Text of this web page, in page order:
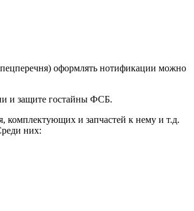
оформлять нотификации можно
и защите гостайны ФСБ.
комплектующих и запчастей к нему и т.д.
них: